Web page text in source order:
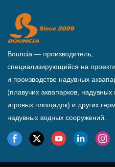
Bouncia — производитель,
специализирующийся на
и производстве надувных
(плавучих аквапарков, надувных
игровых площадок) и других
надувных водных сооружений.